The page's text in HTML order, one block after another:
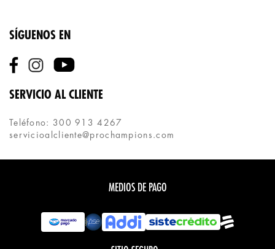
SÍGUENOS EN
SERVICIO AL CLIENTE
Teléfono: 300 913 4267
servicioalcliente@prochampions.com
MEDIOS DE PAGO